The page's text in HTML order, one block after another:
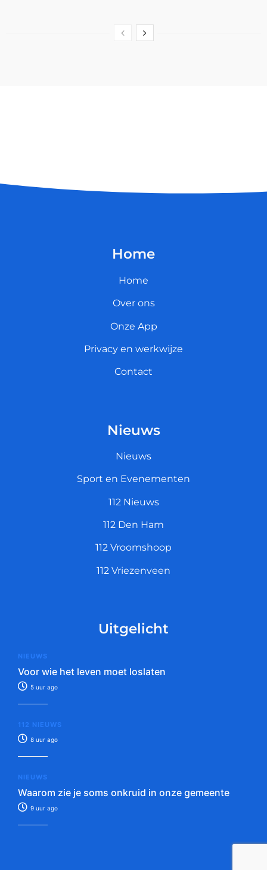
Home
Home
Over ons
Onze App
Privacy en werkwijze
Contact
Nieuws
Nieuws
Sport en Evenementen
112 Nieuws
112 Den Ham
112 Vroomshoop
112 Vriezenveen
Uitgelicht
NIEUWS
Voor wie het leven moet loslaten
5 uur ago
112 NIEUWS
8 uur ago
NIEUWS
Waarom zie je soms onkruid in onze gemeente
9 uur ago